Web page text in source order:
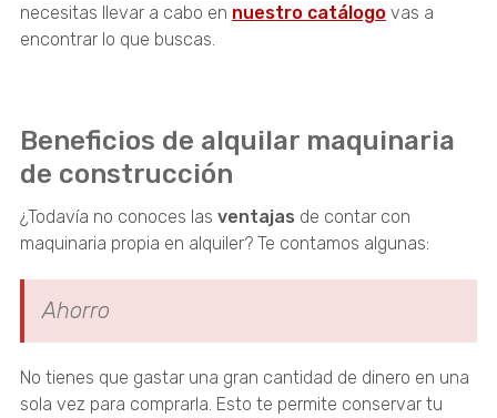
necesitas llevar a cabo en nuestro catálogo vas a
encontrar lo que buscas.
Beneficios de alquilar maquinaria
de construcción
¿Todavía no conoces las ventajas de contar con
maquinaria propia en alquiler? Te contamos algunas:
Ahorro
No tienes que gastar una gran cantidad de dinero en una
sola vez para comprarla. Esto te permite conservar tu